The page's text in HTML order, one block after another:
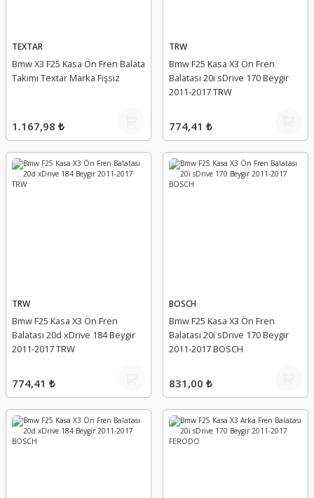
TEXTAR
Bmw X3 F25 Kasa Ön Fren Balata
Takımı Textar Marka Fişsiz
1.167,98 ₺
TRW
Bmw F25 Kasa X3 Ön Fren
Balatası 20i sDrive 170 Beygir
2011-2017 TRW
774,41 ₺
TRW
Bmw F25 Kasa X3 Ön Fren
Balatası 20d xDrive 184 Beygir
2011-2017 TRW
774,41 ₺
BOSCH
Bmw F25 Kasa X3 Ön Fren
Balatası 20i sDrive 170 Beygir
2011-2017 BOSCH
831,00 ₺